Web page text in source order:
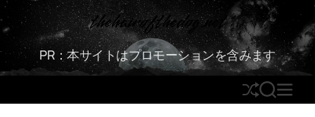
S
k
t
c
thehairofthedog.net
PR：本サイトはプロモーションを含みます
S
h
S
E
M
E